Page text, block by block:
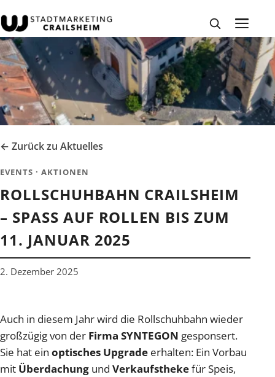
← Zurück zu Aktuelles
EVENTS · AKTIONEN
ROLLSCHUHBAHN CRAILSHEIM
– SPASS AUF ROLLEN BIS ZUM 1
1. JANUAR 2025
2. Dezember 2025
Auch in diesem Jahr wird die Rollschuhbahn wieder
großzügig von der Firma SYNTEGON gesponsert.
Sie hat ein optisches Upgrade erhalten: Ein Vorbau
mit Überdachung und Verkaufsthekefür Speis,